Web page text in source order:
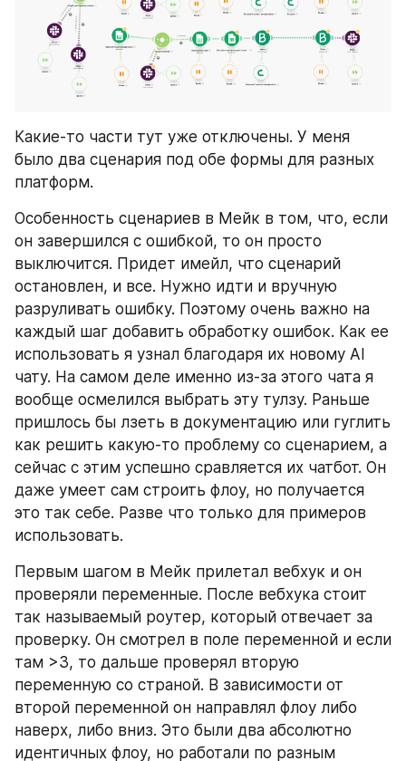
Какие-то части тут уже отключены. У меня
было два сценария под обе формы для разных
платформ.
Особенность сценариев в Мейк в том, что, если
он завершился с ошибкой, то он просто
выключится. Придет имейл, что сценарий
остановлен, и все. Нужно идти и вручную
разруливать ошибку. Поэтому очень важно на
каждый шаг добавить обработку ошибок. Как ее
использовать я узнал благодаря их новому AI
чату. На самом деле именно из-за этого чата я
вообще осмелился выбрать эту тулзу. Раньше
пришлось бы лзеть в документацию или гуглить
как решить какую-то проблему со сценарием, а
сейчас с этим успешно сравляется их чатбот. Он
даже умеет сам строить флоу, но получается
это так себе. Разве что только для примеров
использовать.
Первым шагом в Мейк прилетал вебхук и он
проверяли переменные. После вебхука стоит
так называемый роутер, который отвечает за
проверку. Он смотрел в поле переменной и если
там >3, то дальше проверял вторую
переменную со страной. В зависимости от
второй переменной он направлял флоу либо
наверх, либо вниз. Это были два абсолютно
идентичных флоу, но работали по разным